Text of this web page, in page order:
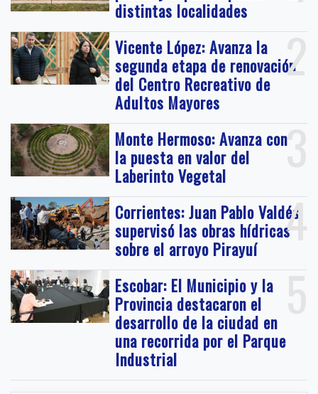
distintas localidades
2
Vicente López: Avanza la
segunda etapa de renovación
del Centro Recreativo de
Adultos Mayores
3
Monte Hermoso: Avanza con
la puesta en valor del
Laberinto Vegetal
4
Corrientes: Juan Pablo Valdés
supervisó las obras hídricas
sobre el arroyo Pirayuí
5
Escobar: El Municipio y la
Provincia destacaron el
desarrollo de la ciudad en
una recorrida por el Parque
Industrial